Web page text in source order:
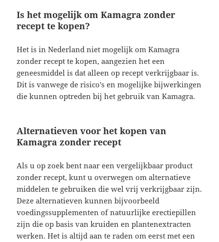
Is het mogelijk om Kamagra zonder
recept te kopen?
Het is in Nederland niet mogelijk om Kamagra
zonder recept te kopen, aangezien het een
geneesmiddel is dat alleen op recept verkrijgbaar is.
Dit is vanwege de risico's en mogelijke bijwerkingen
die kunnen optreden bij het gebruik van Kamagra.
Alternatieven voor het kopen van
Kamagra zonder recept
Als u op zoek bent naar een vergelijkbaar product
zonder recept, kunt u overwegen om alternatieve
middelen te gebruiken die wel vrij verkrijgbaar zijn.
Deze alternatieven kunnen bijvoorbeeld
voedingssupplementen of natuurlijke erectiepillen
zijn die op basis van kruiden en plantenextracten
werken. Het is altijd aan te raden om eerst met een